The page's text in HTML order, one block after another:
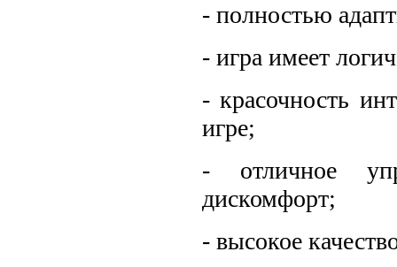
- полностью
- игра имеет
- красочность
игре;
- отличное
дискомфорт;
- высокое